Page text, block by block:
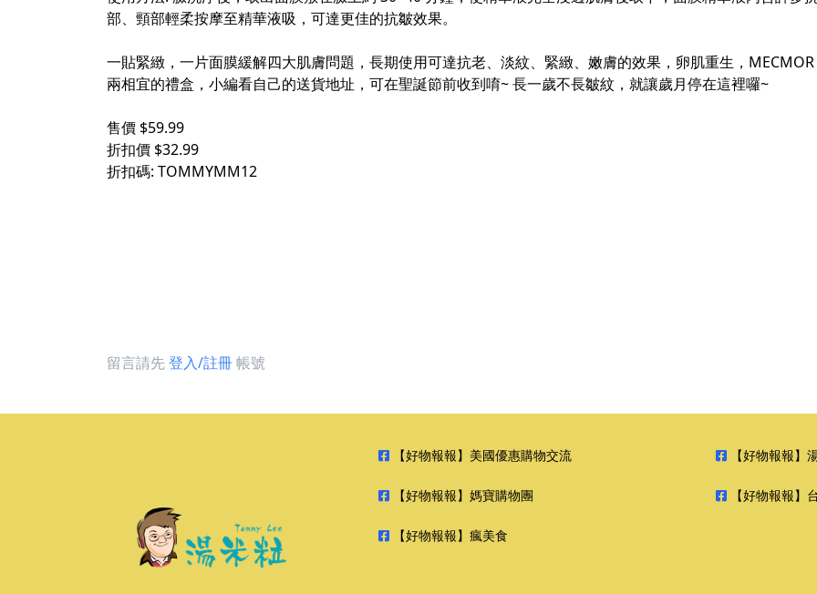
部、頸部輕柔按摩至精華液吸，可達更佳的抗皺效果。
一貼緊緻，一片面膜緩解四大肌膚問題，長期使用可達抗老、淡紋、緊緻、嫩膚的效果，卵肌重生，
兩相宜的禮盒，小編看自己的送貨地址，可在聖誕節前收到唷~ 長一歲不長皺紋，就讓歲月停在這裡囉~
售價 $59.99
折扣價 $32.99
折扣碼: TOMMYMM12
留言請先登入/註冊帳號
【好物報報】美國優惠購物交流 【好物報報】
【好物報報】媽寶購物團 【好物報報】
【好物報報】瘋美食